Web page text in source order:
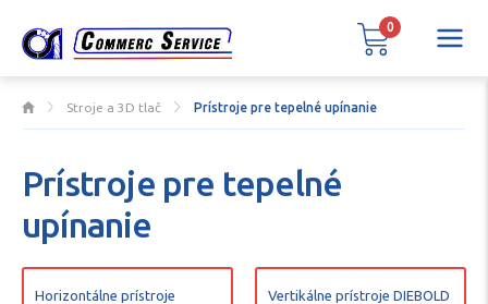
Stroje a 3D tlač Prístroje pre tepelné upínanie
Prístroje pre tepelné
upínanie
Horizontálne prístroje
Vertikálne prístroje DIEBOLD
0